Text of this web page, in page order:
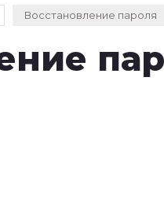
Восстановление пароля